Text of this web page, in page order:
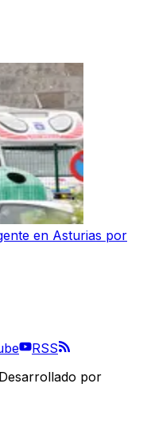
en Asturias por
RSS
Desarrollado por